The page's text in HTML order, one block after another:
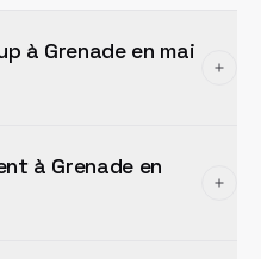
à Grenade en mai
à Grenade en